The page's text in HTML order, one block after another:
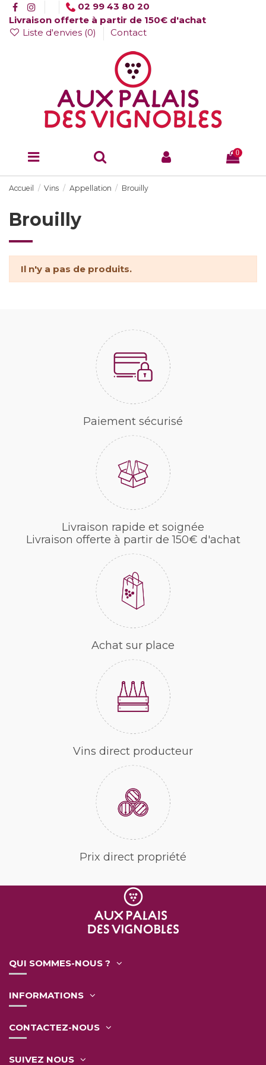
02 99 43 80 20
Livraison offerte à partir de 150€ d'achat
Liste d'envies (0) Contact
0
Accueil Vins Appellation Brouilly
Brouilly
Il n'y a pas de produits.
Paiement sécurisé
Livraison rapide et soignée
Livraison offerte à partir de 150€ d'achat
Achat sur place
Vins direct producteur
Prix direct propriété
QUI SOMMES-NOUS ?
INFORMATIONS
CONTACTEZ-NOUS
SUIVEZ NOUS